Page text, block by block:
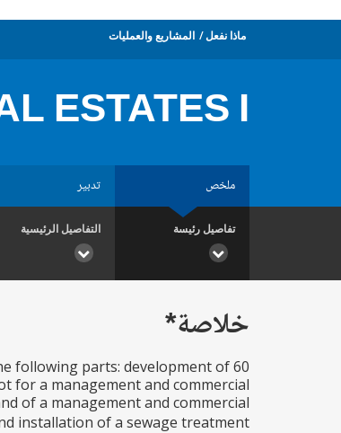
ماذا نفعل المشاريع والعمليات
ESTATES I
ملخص تدبير
تفاصيل رئيسة التفاصيل الرئيسية
خلاصة*
following parts: development of 60
for a management and commercial
of a management and commercial
installation of a sewage treatment...